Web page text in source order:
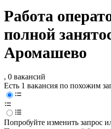
Работа
полной
Аромашево
, 0 вакансий
Есть 1 вакансия по похожим
Попробуйте изменить запрос